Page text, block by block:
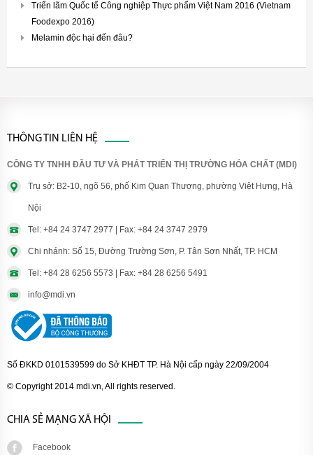
Triển lãm Quốc tế Công nghiệp Thực phẩm Việt Nam 2016 (Vietnam
Foodexpo 2016)
Melamin độc hại đến đâu?
THÔNG TIN LIÊN HỆ
CÔNG TY TNHH ĐẦU TƯ VÀ PHÁT TRIỂN THỊ TRƯỜNG HÓA CHẤT (MDI)
Trụ sở: B2-10, ngõ 56, phố Kim Quan Thượng, phường Việt Hưng, Hà
Nội
Tel: +84 24 3747 2977 | Fax: +84 24 3747 2979
Chi nhánh: Số 15, Đường Trường Sơn, P. Tân Sơn Nhất, TP. HCM
Tel: +84 28 6256 5573 | Fax: +84 28 6256 5491
info@mdi.vn
Số ĐKKD 0101539599 do Sở KHĐT TP. Hà Nội cấp ngày 22/09/2004
© Copyright 2014 mdi.vn, All rights reserved.
CHIA SẺ MẠNG XÃ HỘI
Facebook